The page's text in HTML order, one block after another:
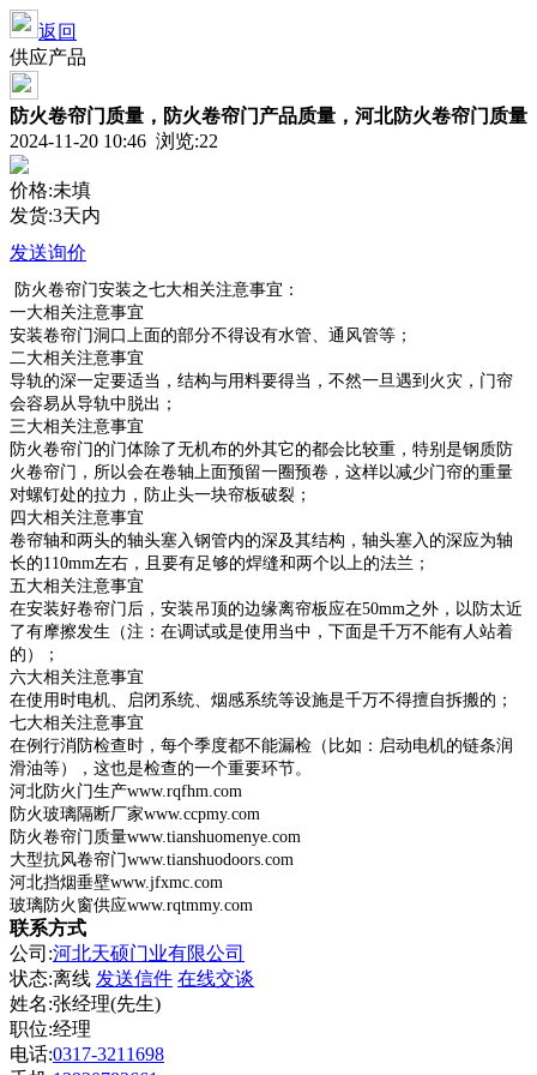
返回
供应产品
防火卷帘门质量，防火卷帘门产品质量，河北防火卷帘门质量
2024-11-20 10:46 浏览:22
价格:未填
发货:3天内
发送询价
防火卷帘门安装之七大相关注意事宜：
一大相关注意事宜
安装卷帘门洞口上面的部分不得设有水管、通风管等；
二大相关注意事宜
导轨的深一定要适当，结构与用料要得当，不然一旦遇到火灾，门帘
会容易从导轨中脱出；
三大相关注意事宜
防火卷帘门的门体除了无机布的外其它的都会比较重，特别是钢质防
火卷帘门，所以会在卷轴上面预留一圈预卷，这样以减少门帘的重量
对螺钉处的拉力，防止头一块帘板破裂；
四大相关注意事宜
卷帘轴和两头的轴头塞入钢管内的深及其结构，轴头塞入的深应为轴
长的110mm左右，且要有足够的焊缝和两个以上的法兰；
五大相关注意事宜
在安装好卷帘门后，安装吊顶的边缘离帘板应在50mm之外，以防太近
了有摩擦发生（注：在调试或是使用当中，下面是千万不能有人站着
的）；
六大相关注意事宜
在使用时电机、启闭系统、烟感系统等设施是千万不得擅自拆搬的；
七大相关注意事宜
在例行消防检查时，每个季度都不能漏检（比如：启动电机的链条润
滑油等），这也是检查的一个重要环节。
河北防火门生产www.rqfhm.com
防火玻璃隔断厂家www.ccpmy.com
防火卷帘门质量www.tianshuomenye.com
大型抗风卷帘门www.tianshuodoors.com
河北挡烟垂壁www.jfxmc.com
玻璃防火窗供应www.rqtmmy.com
联系方式
公司:河北天硕门业有限公司
状态:离线 发送信件 在线交谈
姓名:张经理(先生)
职位:经理
电话:0317-3211698